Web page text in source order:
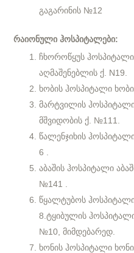
გაგარინის №12
რაიონული ჰოსპიტალები:
ჩხოროწყუს
აღმაშენებლის ქ. N19.
ხობის ჰოსპიტალი
მარტვილის
მშვიდობის ქ. №111.
წალენჯიხის
6 .
აბაშის ჰოსპიტალი
№141 .
წყალტუბოს
8.ტყიბულის
№10, მიმდებარედ.
ხონის ჰოსპიტალი